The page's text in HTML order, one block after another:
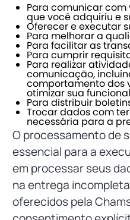
Para comunicar com
que você adquiriu e
Oferecer e executar
Para melhorar a
Para facilitar as
Para cumprir
Para realizar
comunicação,
comportamento dos
otimizar sua
Para distribuir
Trocar dados com
necessária para a
O processamento de
essencial para a
em processar seus
na entrega
oferecidos pela